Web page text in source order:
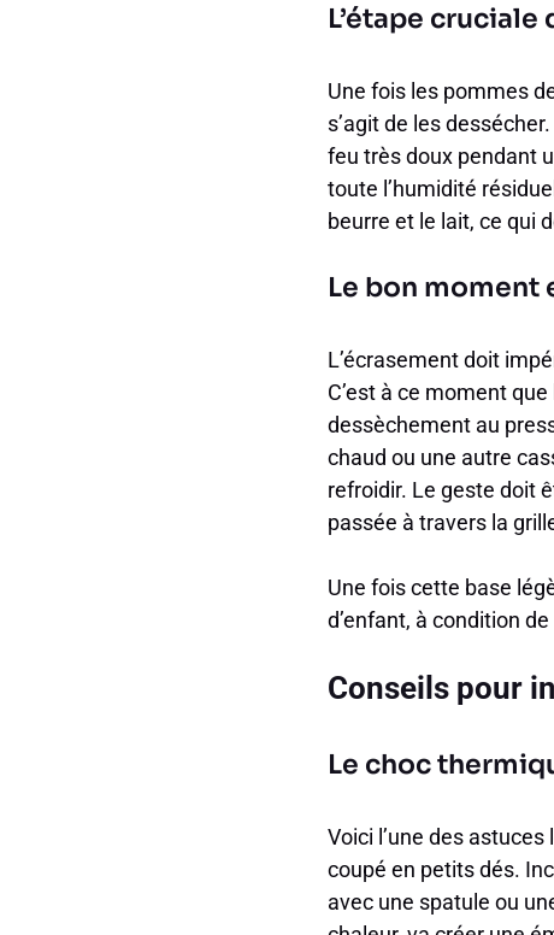
L’étape
Une fois les pommes
s’agit de les
feu très doux pendant
toute l’humidité
beurre et le lait, ce qui
Le bon moment
L’écrasement doit
C’est à ce moment
dessèchement au
chaud ou une autre
refroidir. Le geste doit
passée à travers la
Une fois cette base
d’enfant, à condition
Conseils pour
Le choc
Voici l’une des
coupé en petits dés.
avec une spatule ou